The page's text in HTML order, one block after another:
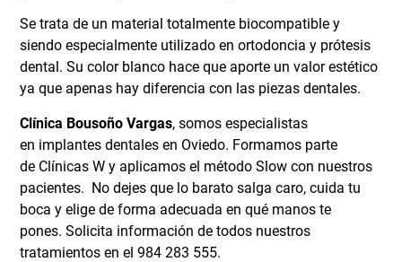
Se trata de un material totalmente biocompatible y
siendo especialmente utilizado en ortodoncia y prótesis
dental. Su color blanco hace que aporte un valor estético
ya que apenas hay diferencia con las piezas dentales.
Clínica Bousoño Vargas, somos especialistas
en implantes dentales en Oviedo. Formamos parte
de Clínicas W y aplicamos el método Slow con nuestros
pacientes. No dejes que lo barato salga caro, cuida tu
boca y elige de forma adecuada en qué manos te
pones.Solicita información de todos nuestros
tratamientos en el 984 283 555.